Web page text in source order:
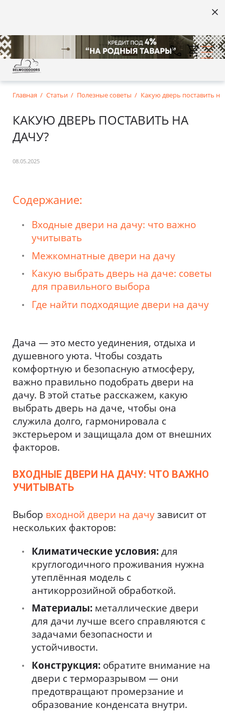
Главная Статьи Полезные советы Какую дверь поставить на
КАКУЮ ДВЕРЬ ПОСТАВИТЬ НА
ДАЧУ?
08.05.2025
Содержание:
Входные двери на дачу: что важно
учитывать
Межкомнатные двери на дачу
Какую выбрать дверь на даче: советы
для правильного выбора
Где найти подходящие двери на дачу
Дача — это место уединения, отдыха и
душевного уюта. Чтобы создать
комфортную и безопасную атмосферу,
важно правильно подобрать двери на
дачу. В этой статье расскажем, какую
выбрать дверь на даче, чтобы она
служила долго, гармонировала с
экстерьером и защищала дом от внешних
факторов.
ВХОДНЫЕ ДВЕРИ НА ДАЧУ: ЧТО ВАЖНО
УЧИТЫВАТЬ
Выбор входной двери на дачузависит от
нескольких факторов:
Климатические условия:для
круглогодичного проживания нужна
утеплённая модель с
антикоррозийной обработкой.
Материалы: металлические двери
для дачи лучше всего справляются с
задачами безопасности и
устойчивости.
Конструкция: обратите внимание на
двери с терморазрывом — они
предотвращают промерзание и
образование конденсата внутри.